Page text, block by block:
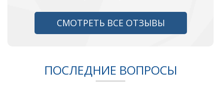
СМОТРЕТЬ ВСЕ ОТЗЫВЫ
ПОСЛЕДНИЕ ВОПРОСЫ